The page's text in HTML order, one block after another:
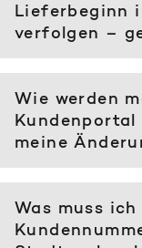
Lieferbeginn
verfolgen –
Wie werden
meine
Was muss